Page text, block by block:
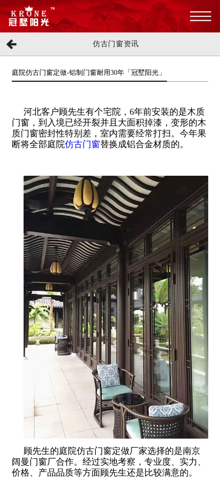
仿古门窗资讯
庭院仿古门窗定做-铝制门窗耐用30年「冠墅阳光」
河北客户顾先生有个宅院，6年前安装的是木质
门窗，到入境已经开裂并且大面积掉漆，变形的木
质门窗密封性特别差，室内需要经常打扫。今年果
断将全部庭院仿古门窗替换成铝合金材质的。
顾先生的庭院仿古门窗定做厂家选择的是南京
阔曼门窗厂合作。经过实地考察，专业度、实力、
价格、产品品质等方面顾先生还是比较满意的。